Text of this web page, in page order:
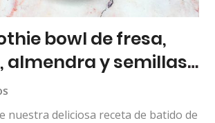
bowl de fresa,
almendra y semillas
nuestra deliciosa receta de batido de